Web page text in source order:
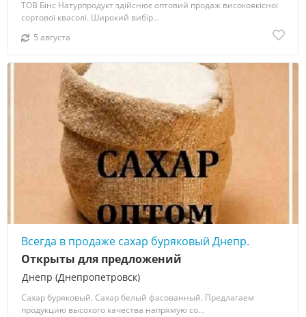
ТОВ Бінс Натурпродукт здійснює оптовий продаж високоякісної
сортової квасолі. Широкий вибір...
5 августа
Всегда в продаже сахар буряковый Днепр.
Днепр (Днепропетровск)
Открыты для предложений
Сахар буряковый. Сахар белый фасованный. Предлагаем
продукцию высокого качества напрямую со...